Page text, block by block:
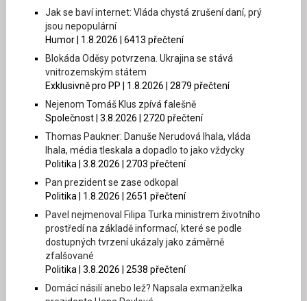
Jak se baví internet: Vláda chystá zrušení daní, prý
jsou nepopulární
Humor | 1.8.2026 | 6413 přečtení
Blokáda Oděsy potvrzena. Ukrajina se stává
vnitrozemským státem
Exklusivně pro PP | 1.8.2026 | 2879 přečtení
Nejenom Tomáš Klus zpívá falešně
Společnost | 3.8.2026 | 2720 přečtení
Thomas Paukner: Danuše Nerudová lhala, vláda
lhala, média tleskala a dopadlo to jako vždycky
Politika | 3.8.2026 | 2703 přečtení
Pan prezident se zase odkopal
Politika | 1.8.2026 | 2651 přečtení
Pavel nejmenoval Filipa Turka ministrem životního
prostředí na základě informací, které se podle
dostupných tvrzení ukázaly jako záměrně
zfalšované
Politika | 3.8.2026 | 2538 přečtení
Domácí násilí anebo lež? Napsala exmanželka